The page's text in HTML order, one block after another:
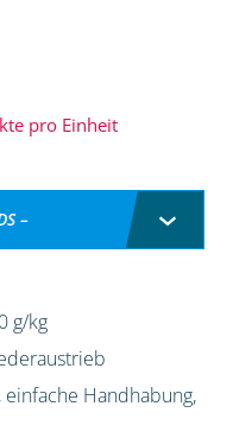
pro Einheit
–
g/kg
Handhabung,